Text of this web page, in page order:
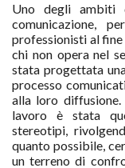
Uno degli ambiti
comunicazione,
professionisti al fine
chi non opera nel
stata progettata
processo
alla loro
lavoro è stata
stereotipi,
quanto possibile,
un terreno di